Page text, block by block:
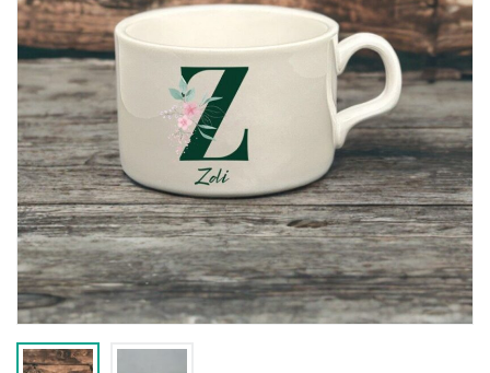
Emlékezz rám Elveszett jelszó?
BELÉPÉS
FIÓK LÉTREHOZÁSA